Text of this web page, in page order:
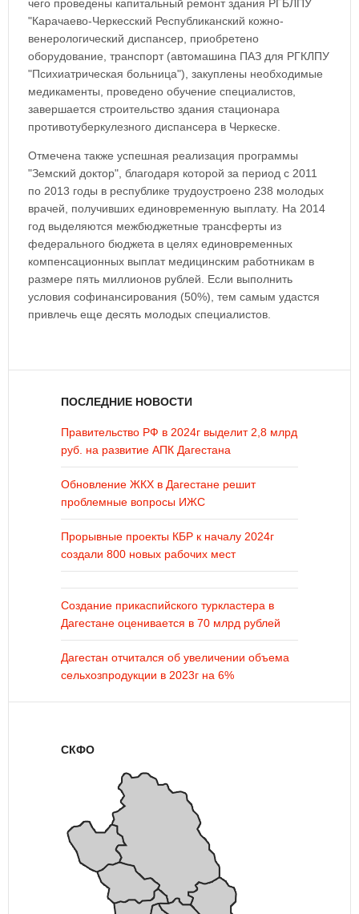
чего проведены капитальный ремонт здания РГБЛПУ
"Карачаево-Черкесский Республиканский кожно-
венерологический диспансер, приобретено
оборудование, транспорт (автомашина ПАЗ для РГКЛПУ
"Психиатрическая больница"), закуплены необходимые
медикаменты, проведено обучение специалистов,
завершается строительство здания стационара
противотуберкулезного диспансера в Черкеске.
Отмечена также успешная реализация программы
"Земский доктор", благодаря которой за период с 2011
по 2013 годы в республике трудоустроено 238 молодых
врачей, получивших единовременную выплату. На 2014
год выделяются межбюджетные трансферты из
федерального бюджета в целях единовременных
компенсационных выплат медицинским работникам в
размере пять миллионов рублей. Если выполнить
условия софинансирования (50%), тем самым удастся
привлечь еще десять молодых специалистов.
ПОСЛЕДНИЕ НОВОСТИ
Правительство РФ в 2024г выделит 2,8 млрд
руб. на развитие АПК Дагестана
Обновление ЖКХ в Дагестане решит
проблемные вопросы ИЖС
Прорывные проекты КБР к началу 2024г
создали 800 новых рабочих мест
Создание прикаспийского туркластера в
Дагестане оценивается в 70 млрд рублей
Дагестан отчитался об увеличении объема
сельхозпродукции в 2023г на 6%
СКФО